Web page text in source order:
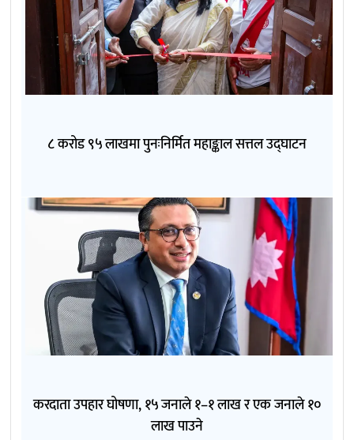
८ करोड ९५ लाखमा पुनःनिर्मित महाङ्काल सत्तल उद्घाटन
करदाता उपहार घोषणा, १५ जनाले १–१ लाख र एक जनाले १०
लाख पाउने